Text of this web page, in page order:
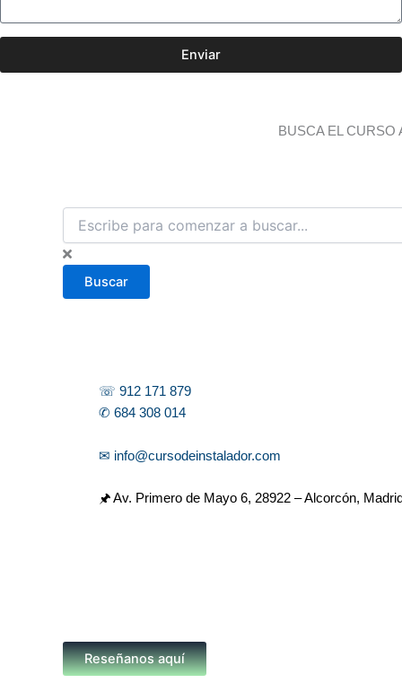
Enviar
BUSCA EL CURSO
B
s
c
Buscar
☏ 912 171 879
✆ 684 308 014
✉ info@cursodeinstalador.com
🖈 Av. Primero de Mayo 6, 28922 – Alcorcón,
Reseñanos aquí